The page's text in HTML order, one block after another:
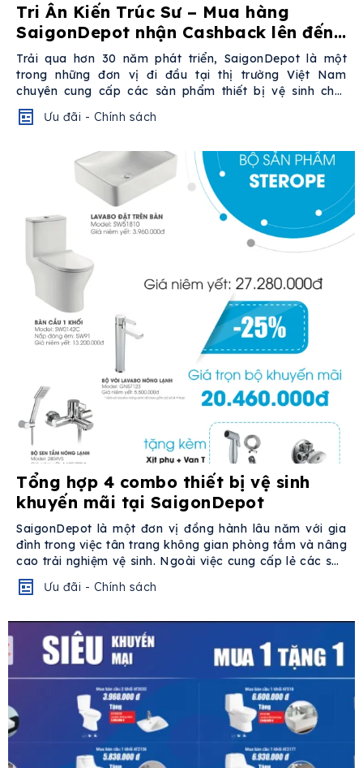
Tri Ân Kiến Trúc Sư – Mua hàng
SaigonDepot nhận Cashback lên đến
5%
Trải qua hơn 30 năm phát triển, SaigonDepot là một
trong những đơn vị đi đầu tại thị trường Việt Nam
chuyên cung cấp các sản phẩm thiết bị vệ sinh chất
lượng với mức...
Ưu đãi - Chính sách
Tổng hợp 4 combo thiết bị vệ sinh
khuyến mãi tại SaigonDepot
SaigonDepot là một đơn vị đồng hành lâu năm với gia
đình trong việc tân trang không gian phòng tắm và nâng
cao trải nghiệm vệ sinh. Ngoài việc cung cấp lẻ các sản
phẩm...
Ưu đãi - Chính sách